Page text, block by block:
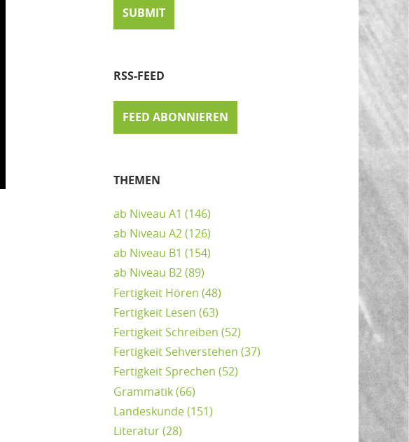
RSS-FEED
FEED ABONNIEREN
THEMEN
ab Niveau A1 (146)
ab Niveau A2(126)
ab Niveau B1 (154)
ab Niveau B2(89)
Fertigkeit Hören (48)
Fertigkeit Lesen (63)
Fertigkeit Schreiben (52)
Fertigkeit Sehverstehen (37)
Fertigkeit Sprechen (52)
Grammatik(66)
Landeskunde(151)
Literatur(28)